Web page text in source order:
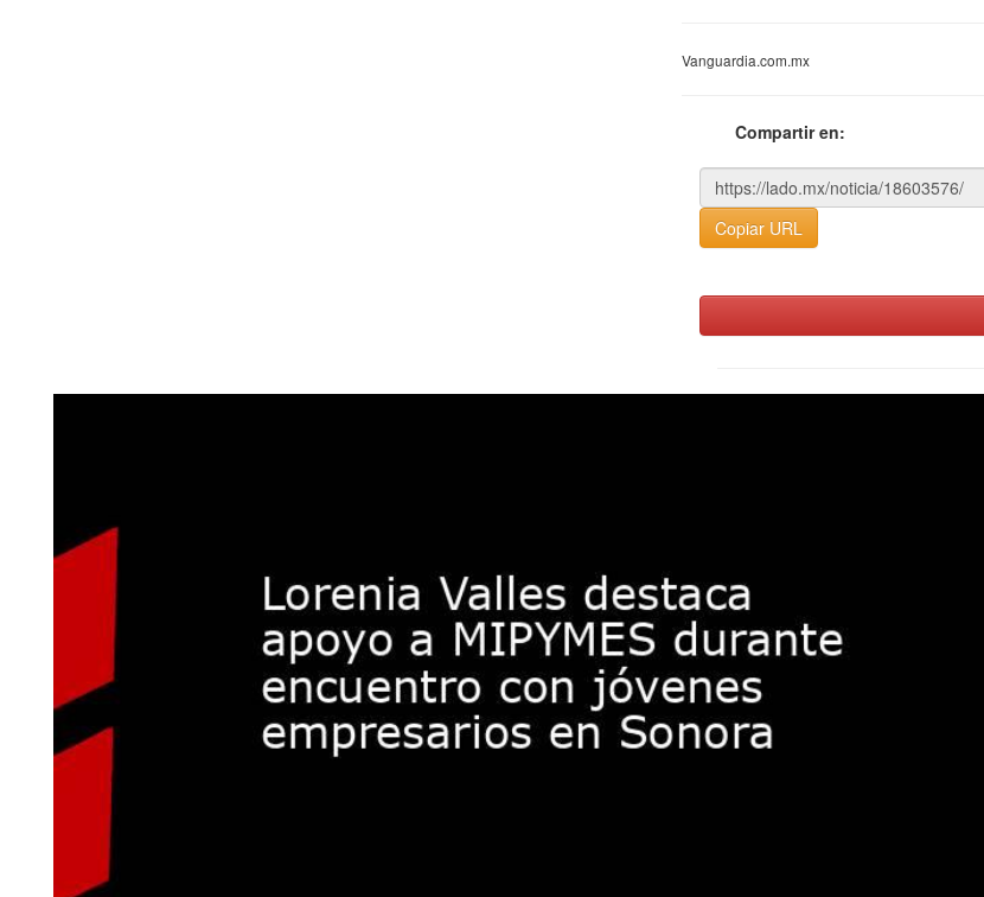
Vanguardia.com.mx
Compartir en:
Copiar URL